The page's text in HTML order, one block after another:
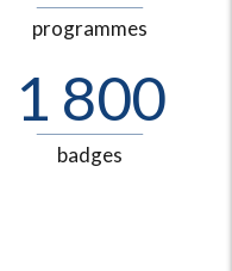
programmes
1 800
badges